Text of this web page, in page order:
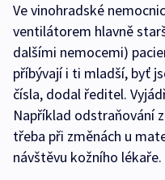
Ve vinohradské
ventilátorem hlavně
dalšími nemocemi)
příbývají i ti mladší, byť
čísla, dodal ředitel.
Například odstraňování
třeba při změnách u
návštěvu kožního lékaře.